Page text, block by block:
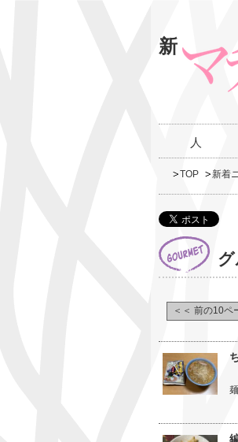
新
人
TOP 新着
グ
＜＜ 前の10ペ